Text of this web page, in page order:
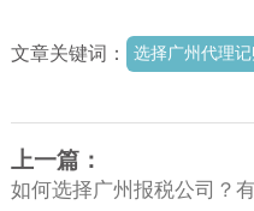
文章关键词： 选择广州代理
上一篇：
如何选择广州报税公司？